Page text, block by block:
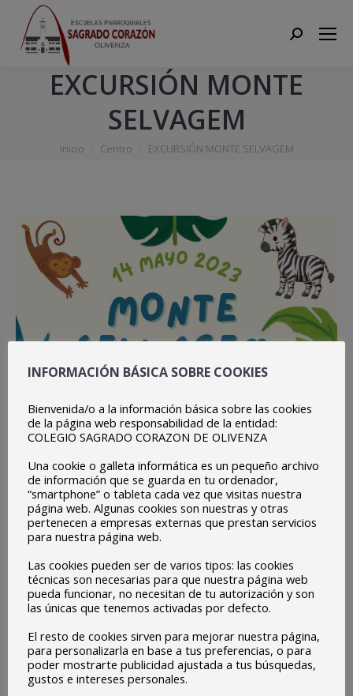
Search:
EXCURSIÓN MONTE
SELVAGEM
Estás aquí:
Inicio Centro EXCURSIÓN MONTE SELVAGEM
INFORMACIÓN BÁSICA SOBRE COOKIES
Bienvenida/o a la información básica sobre las cookies
de la página web responsabilidad de la entidad:
COLEGIO SAGRADO CORAZON DE OLIVENZA
Una cookie o galleta informática es un pequeño archivo
de información que se guarda en tu ordenador,
“smartphone” o tableta cada vez que visitas nuestra
página web. Algunas cookies son nuestras y otras
pertenecen a empresas externas que prestan servicios
para nuestra página web.
Las cookies pueden ser de varios tipos: las cookies
técnicas son necesarias para que nuestra página web
pueda funcionar, no necesitan de tu autorización y son
las únicas que tenemos activadas por defecto.
El resto de cookies sirven para mejorar nuestra página,
para personalizarla en base a tus preferencias, o para
poder mostrarte publicidad ajustada a tus búsquedas,
gustos e intereses personales.